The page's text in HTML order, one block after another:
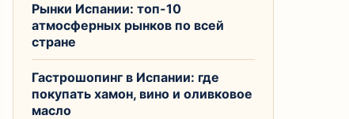
Рынки Испании: топ-10
атмосферных рынков по всей
стране
Гастрошопинг в Испании: где
покупать хамон, вино и оливковое
масло